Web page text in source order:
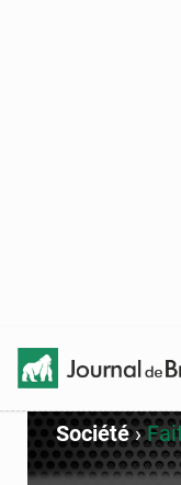
Société›